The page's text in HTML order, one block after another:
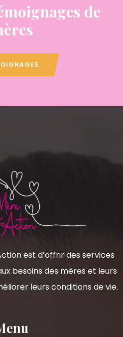
de
est d’offrir des services
besoins des mères et leurs
leurs conditions de vie.